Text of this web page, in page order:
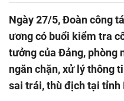
Ngày 27/5, Đoàn công
ương có buổi kiểm tra
tưởng của Đảng, phòng
ngăn chặn, xử lý thông
sai trái, thù địch tại tỉnh